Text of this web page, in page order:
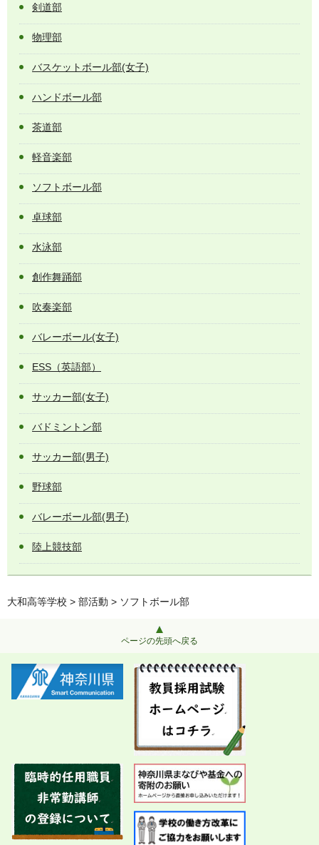
剣道部
物理部
バスケットボール部(女子)
ハンドボール部
茶道部
軽音楽部
ソフトボール部
卓球部
水泳部
創作舞踊部
吹奏楽部
バレーボール(女子)
ESS（英語部）
サッカー部(女子)
バドミントン部
サッカー部(男子)
野球部
バレーボール部(男子)
陸上競技部
大和高等学校 > 部活動 > ソフトボール部
ページの先頭へ戻る